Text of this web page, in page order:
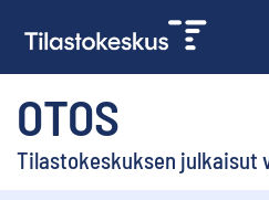
OTOS
Tilastokeskuksen julkaisut